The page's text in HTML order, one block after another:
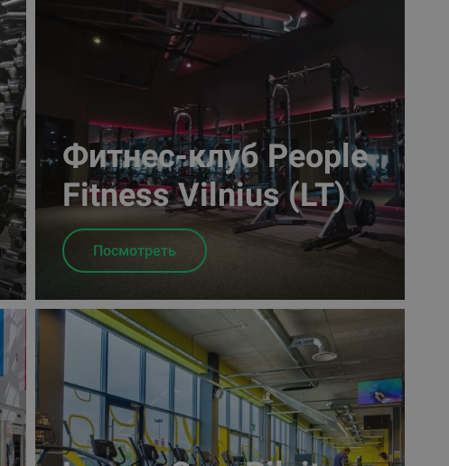
Фитнес-клуб People
Fitness Vilnius (LT)
Посмотреть